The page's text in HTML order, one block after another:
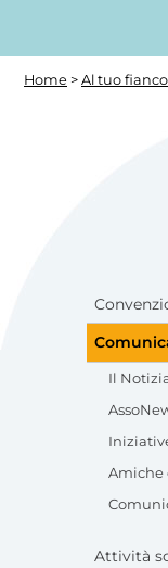
Home > Al tuo fianco
Il
Amiche
Attività